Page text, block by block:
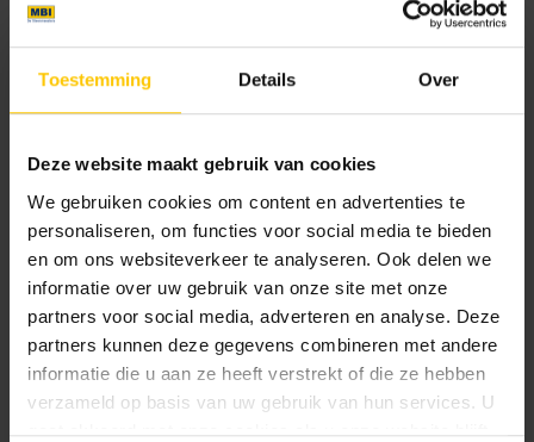
Toestemming Details Over
Deze website maakt gebruik van cookies
We gebruiken cookies om content en advertenties te
personaliseren, om functies voor social media te bieden
en om ons websiteverkeer te analyseren. Ook delen we
informatie over uw gebruik van onze site met onze
partners voor social media, adverteren en analyse. Deze
partners kunnen deze gegevens combineren met andere
informatie die u aan ze heeft verstrekt of die ze hebben
verzameld op basis van uw gebruik van hun services. U
gaat akkoord met onze cookies als u onze website blijft